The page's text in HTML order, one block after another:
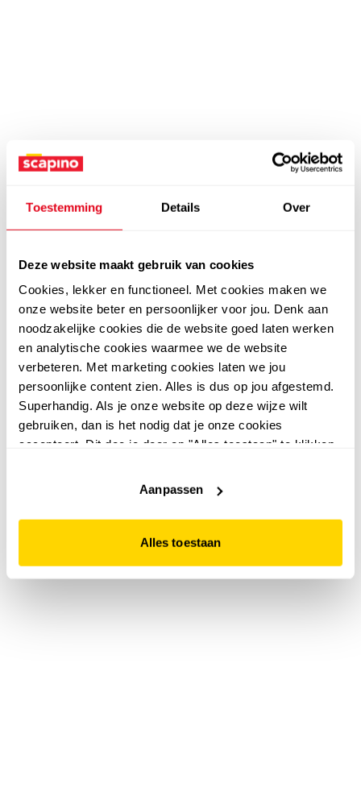
Toestemming Details Over
Deze website maakt gebruik van cookies
Cookies, lekker en functioneel. Met cookies maken we
onze website beter en persoonlijker voor jou. Denk aan
noodzakelijke cookies die de website goed laten werken
en analytische cookies waarmee we de website
verbeteren. Met marketing cookies laten we jou
persoonlijke content zien. Alles is dus op jou afgestemd.
Superhandig. Als je onze website op deze wijze wilt
gebruiken, dan is het nodig dat je onze cookies
accepteert. Dit doe je door op "Alles toestaan" te klikken.
website niet optimaal functioneert.
Aanpassen
Alles toestaan